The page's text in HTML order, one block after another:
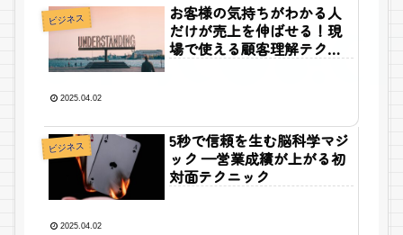
ビジネス
お客様の気持ちがわかる人
だけが売上を伸ばせる！現
場で使える顧客理解テクニ
2025.04.02
ビジネス
5秒で信頼を生む脳科学マジ
ック —営業成績が上がる初
対面テクニック
2025.04.02